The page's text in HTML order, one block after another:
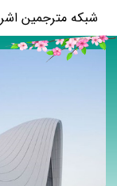
شبکه مترجمین